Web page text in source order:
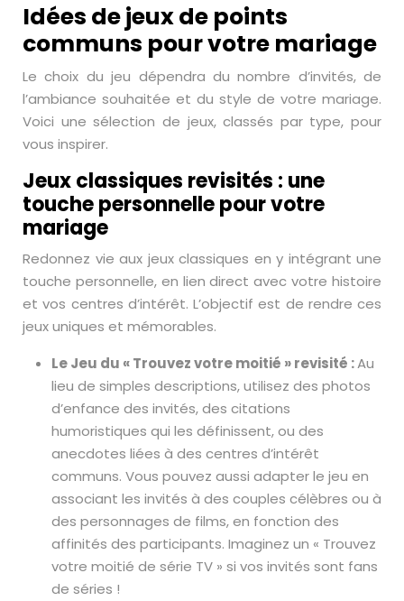
Idées de jeux de points
communs pour votre mariage
Le choix du jeu dépendra du nombre d’invités, de
l’ambiance souhaitée et du style de votre mariage.
Voici une sélection de jeux, classés par type, pour
vous inspirer.
Jeux classiques revisités : une
touche personnelle pour votre
mariage
Redonnez vie aux jeux classiques en y intégrant une
touche personnelle, en lien direct avec votre histoire
et vos centres d’intérêt. L’objectif est de rendre ces
jeux uniques et mémorables.
Le Jeu du « Trouvez votre moitié » revisité :Au
lieu de simples descriptions, utilisez des photos
d’enfance des invités, des citations
humoristiques qui les définissent, ou des
anecdotes liées à des centres d’intérêt
communs. Vous pouvez aussi adapter le jeu en
associant les invités à des couples célèbres ou à
des personnages de films, en fonction des
affinités des participants. Imaginez un « Trouvez
votre moitié de série TV » si vos invités sont fans
de séries !